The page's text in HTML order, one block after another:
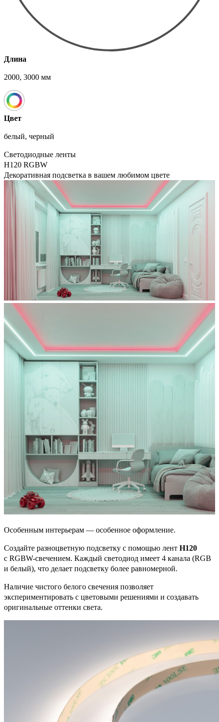
Длина
2000, 3000 мм
Цвет
белый, черный
Светодиодные ленты
H120 RGBW
Декоративная подсветка в вашем любимом цвете
Особенным интерьерам — особенное оформление.
Создайте разноцветную подсветку с помощью лент H120
с RGBW-свечением. Каждый светодиод имеет 4 канала (RGB
и белый), что делает подсветку более равномерной.
Наличие чистого белого свечения позволяет
экспериментировать с цветовыми решениями и создавать
оригинальные оттенки света.